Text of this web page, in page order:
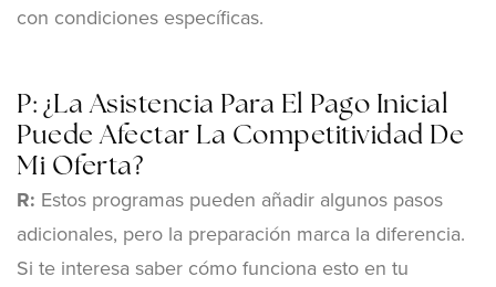
con condiciones específicas.
P: ¿La Asistencia Para El Pago Inicial
Puede Afectar La Competitividad De
Mi Oferta?
R: Estos programas pueden añadir algunos pasos
adicionales, pero la preparación marca la diferencia.
Si te interesa saber cómo funciona esto en tu